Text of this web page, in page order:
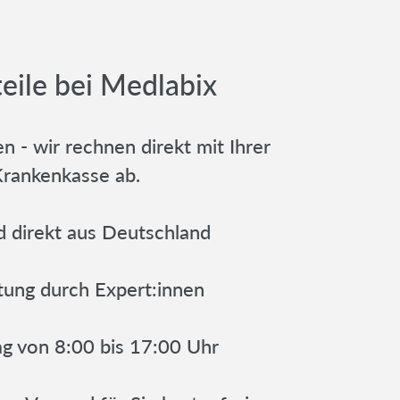
bei Medlabix
- wir rechnen direkt mit Ihrer
ab.
direkt aus Deutschland
durch Expert:innen
von 8:00 bis 17:00 Uhr